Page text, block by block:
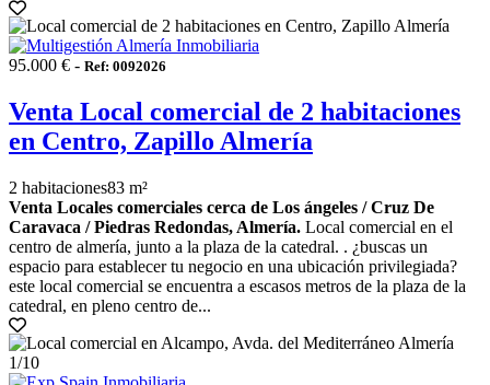
95.000 € - Ref: 0092026
Venta Local comercial de 2 habitaciones
en Centro, Zapillo Almería
2 habitaciones83 m²
Venta Locales comerciales cerca de Los ángeles / Cruz De
Caravaca / Piedras Redondas, Almería. Local comercial en el
centro de almería, junto a la plaza de la catedral. . ¿buscas un
espacio para establecer tu negocio en una ubicación privilegiada?
este local comercial se encuentra a escasos metros de la plaza de la
catedral, en pleno centro de...
1/10